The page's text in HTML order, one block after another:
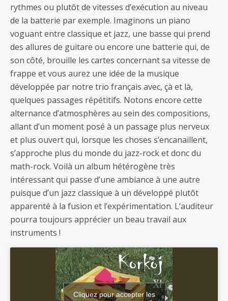
rythmes ou plutôt de vitesses d’exécution au niveau
de la batterie par exemple. Imaginons un piano
voguant entre classique et jazz, une basse qui prend
des allures de guitare ou encore une batterie qui, de
son côté, brouille les cartes concernant sa vitesse de
frappe et vous aurez une idée de la musique
développée par notre trio français avec, çà et là,
quelques passages répétitifs. Notons encore cette
alternance d’atmosphères au sein des compositions,
allant d’un moment posé à un passage plus nerveux
et plus ouvert qui, lorsque les choses s’encanaillent,
s’approche plus du monde du jazz-rock et donc du
math-rock. Voilà un album hétérogène très
intéressant qui passe d’une ambiance à une autre
puisque d’un jazz classique à un développé plutôt
apparenté à la fusion et l’expérimentation. L’auditeur
pourra toujours apprécier un beau travail aux
instruments !
Cliquez pour accepter les